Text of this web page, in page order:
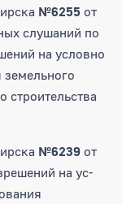
№6255 от
слушаний по
на условно
строительства
№6239 от
на ус-